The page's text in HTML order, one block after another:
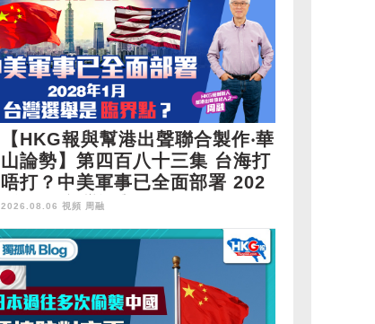
【HKG報與幫港出聲聯合製作‧華
山論勢】第四百八十三集 台海打
唔打？中美軍事已全面部署 202
8年1月台灣選舉是臨界點？
2026.08.06 視頻 周融